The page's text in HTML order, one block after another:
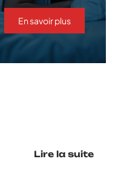
En savoir plus
Lire la suite